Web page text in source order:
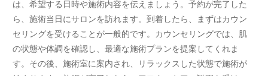
は、希望する日時や施術内容を伝えましょう。予約が完了した
ら、施術当日にサロンを訪れます。到着したら、まずはカウン
セリングを受けることが一般的です。カウンセリングでは、肌
の状態や体調を確認し、最適な施術プランを提案してくれま
す。その後、施術室に案内され、リラックスした状態で施術が